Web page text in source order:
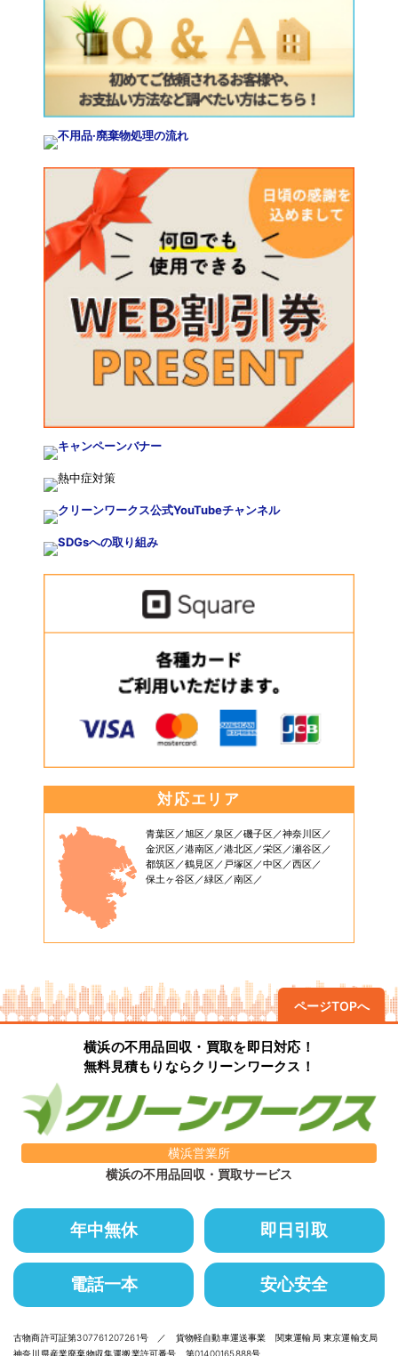
対応エリア
青葉区 旭区 泉区 磯子区
神奈川区
金沢区
港南区 港北区 栄区
瀬谷区
都筑区
鶴見区 戸塚区 中区
西区
保土ヶ谷区
緑区 南区
ページTOPへ
横浜の不用品回収・買取を即日対応！
無料見積もりならクリーンワークス！
横浜営業所
横浜の不用品回収・買取サービス
年中無休 即日引取
電話一本 安心安全
古物商許可証第307761207261号 ／ 貨物軽自動車運送事業 関東運輸局 東京運輸支局
神奈川県産業廃棄物収集運搬業許可番号 第01400165888号